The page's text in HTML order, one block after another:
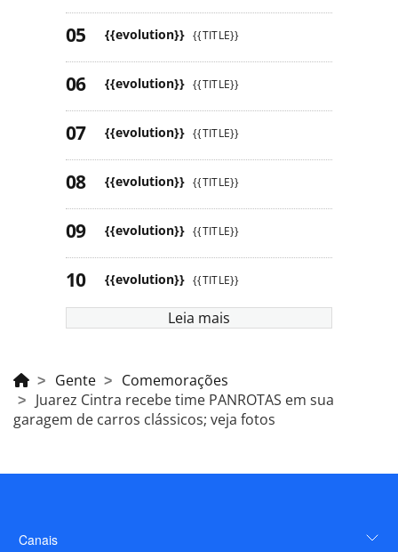
{{evolution}} {{TITLE}}
{{evolution}} {{TITLE}}
{{evolution}} {{TITLE}}
{{evolution}} {{TITLE}}
{{evolution}} {{TITLE}}
{{evolution}} {{TITLE}}
Leia mais
Gente
Comemorações
Juarez Cintra recebe time PANROTAS em sua
garagem de carros clássicos; veja fotos
Canais